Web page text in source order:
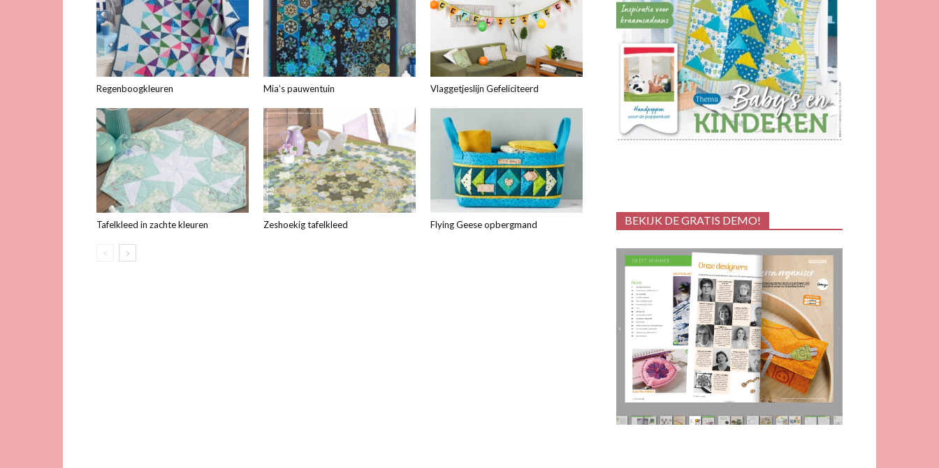
Regenboogkleuren Mia’s pauwentuin Vlaggetjeslijn Gefeliciteerd
Tafelkleed in zachte kleuren Zeshoekig tafelkleed Flying Geese opbergmand BEKIJK DE GRATIS DEMO!